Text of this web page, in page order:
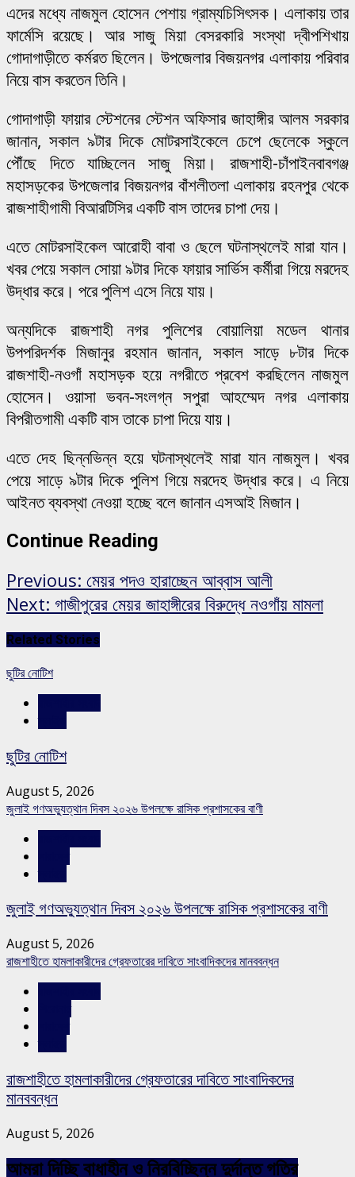
এদের মধ্যে নাজমুল হোসেন পেশায় গ্রাম্যচিসিৎসক। এলাকায় তার
ফার্মেসি রয়েছে। আর সাজু মিয়া বেসরকারি সংস্থা দ্বীপশিখায়
গোদাগাড়ীতে কর্মরত ছিলেন। উপজেলার বিজয়নগর এলাকায় পরিবার
নিয়ে বাস করতেন তিনি।
গোদাগাড়ী ফায়ার স্টেশনের স্টেশন অফিসার জাহাঙ্গীর আলম সরকার
জানান, সকাল ৯টার দিকে মোটরসাইকেলে চেপে ছেলেকে স্কুলে
পৌঁছে দিতে যাচ্ছিলেন সাজু মিয়া। রাজশাহী-চাঁপাইনবাবগঞ্জ
মহাসড়কের উপজেলার বিজয়নগর বাঁশলীতলা এলাকায় রহনপুর থেকে
রাজশাহীগামী বিআরটিসির একটি বাস তাদের চাপা দেয়।
এতে মোটরসাইকেল আরোহী বাবা ও ছেলে ঘটনাস্থলেই মারা যান।
খবর পেয়ে সকাল সোয়া ৯টার দিকে ফায়ার সার্ভিস কর্মীরা গিয়ে মরদেহ
উদ্ধার করে। পরে পুলিশ এসে নিয়ে যায়।
অন্যদিকে রাজশাহী নগর পুলিশের বোয়ালিয়া মডেল থানার
উপপরিদর্শক মিজানুর রহমান জানান, সকাল সাড়ে ৮টার দিকে
রাজশাহী-নওগাঁ মহাসড়ক হয়ে নগরীতে প্রবেশ করছিলেন নাজমুল
হোসেন। ওয়াসা ভবন-সংলগ্ন সপুরা আহম্মেদ নগর এলাকায়
বিপরীতগামী একটি বাস তাকে চাপা দিয়ে যায়।
এতে দেহ ছিন্নভিন্ন হয়ে ঘটনাস্থলেই মারা যান নাজমুল। খবর
পেয়ে সাড়ে ৯টার দিকে পুলিশ গিয়ে মরদেহ উদ্ধার করে। এ নিয়ে
আইনত ব্যবস্থা নেওয়া হচ্ছে বলে জানান এসআই মিজান।
Continue Reading
Previous: মেয়র পদও হারাচ্ছেন আব্বাস আলী
Next: গাজীপুরের মেয়র জাহাঙ্গীরের বিরুদ্ধে নওগাঁয় মামলা
Related Stories
ছুটির নোটিশ
ছুটির নোটিশ
August 5, 2026
জুলাই গণঅভ্যুত্থান দিবস ২০২৬ উপলক্ষে রাসিক প্রশাসকের বাণী
জুলাই গণঅভ্যুত্থান দিবস ২০২৬ উপলক্ষে রাসিক প্রশাসকের বাণী
August 5, 2026
রাজশাহীতে হামলাকারীদের গ্রেফতারের দাবিতে সাংবাদিকদের মানববন্ধন
রাজশাহীতে হামলাকারীদের গ্রেফতারের দাবিতে সাংবাদিকদের
মানববন্ধন
August 5, 2026
আমরা দিচ্ছি বাধাহীন ও নিরবিচ্ছিন্ন দুর্দান্ত গতির